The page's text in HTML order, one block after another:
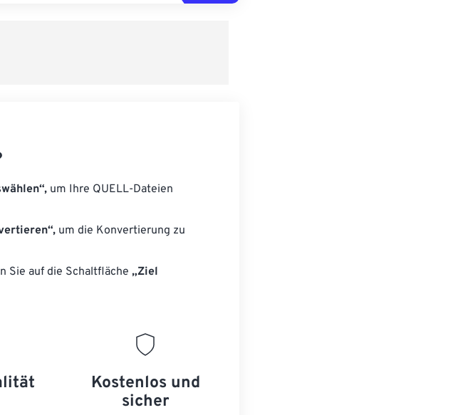
um Ihre QUELL-Dateien
um die Konvertierung zu
Sie auf die Schaltfläche „Ziel
Kostenlos und
sicher